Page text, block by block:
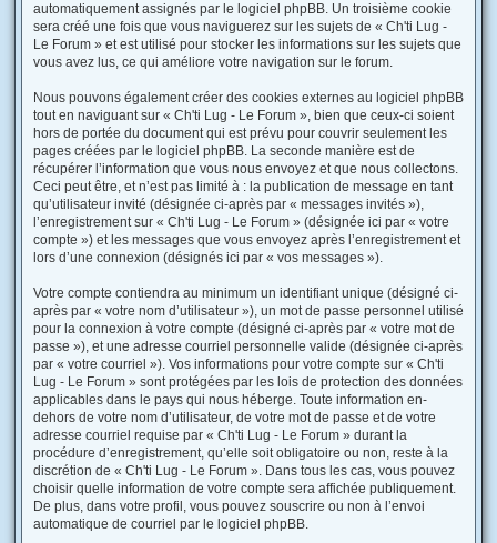
automatiquement assignés par le logiciel phpBB. Un troisième cookie
sera créé une fois que vous naviguerez sur les sujets de « Ch'ti Lug -
Le Forum » et est utilisé pour stocker les informations sur les sujets que
vous avez lus, ce qui améliore votre navigation sur le forum.
Nous pouvons également créer des cookies externes au logiciel phpBB
tout en naviguant sur « Ch'ti Lug - Le Forum », bien que ceux-ci soient
hors de portée du document qui est prévu pour couvrir seulement les
pages créées par le logiciel phpBB. La seconde manière est de
récupérer l’information que vous nous envoyez et que nous collectons.
Ceci peut être, et n’est pas limité à : la publication de message en tant
qu’utilisateur invité (désignée ci-après par « messages invités »),
l’enregistrement sur « Ch'ti Lug - Le Forum » (désignée ici par « votre
compte ») et les messages que vous envoyez après l’enregistrement et
lors d’une connexion (désignés ici par « vos messages »).
Votre compte contiendra au minimum un identifiant unique (désigné ci-
après par « votre nom d’utilisateur »), un mot de passe personnel utilisé
pour la connexion à votre compte (désigné ci-après par « votre mot de
passe »), et une adresse courriel personnelle valide (désignée ci-après
par « votre courriel »). Vos informations pour votre compte sur « Ch'ti
Lug - Le Forum » sont protégées par les lois de protection des données
applicables dans le pays qui nous héberge. Toute information en-
dehors de votre nom d’utilisateur, de votre mot de passe et de votre
adresse courriel requise par « Ch'ti Lug - Le Forum » durant la
procédure d’enregistrement, qu’elle soit obligatoire ou non, reste à la
discrétion de « Ch'ti Lug - Le Forum ». Dans tous les cas, vous pouvez
choisir quelle information de votre compte sera affichée publiquement.
De plus, dans votre profil, vous pouvez souscrire ou non à l’envoi
automatique de courriel par le logiciel phpBB.